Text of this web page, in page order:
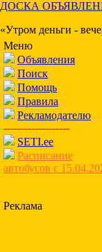
ДОСКА
«Утром деньги -
Меню
Объявления
Поиск
Помощь
Правила
Рекламодателю
-------------------
SETI.ee
Расписание
автобусов с
Реклама